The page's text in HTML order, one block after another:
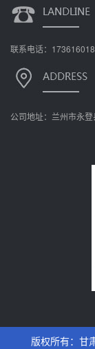
联系电话：
公司地址：兰州市永
版权所有：甘